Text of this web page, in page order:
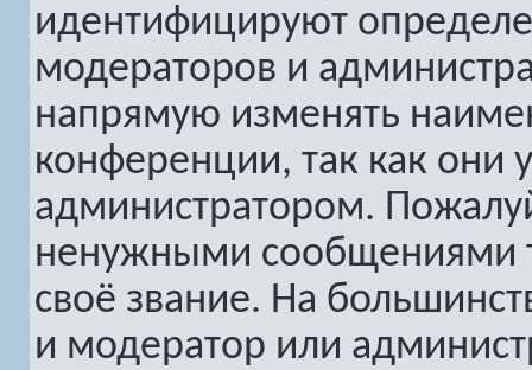
идентифицируют
модераторов и
напрямую изменять
конференции, так как они
администратором.
ненужными сообщениями
своё звание. На
и модератор или